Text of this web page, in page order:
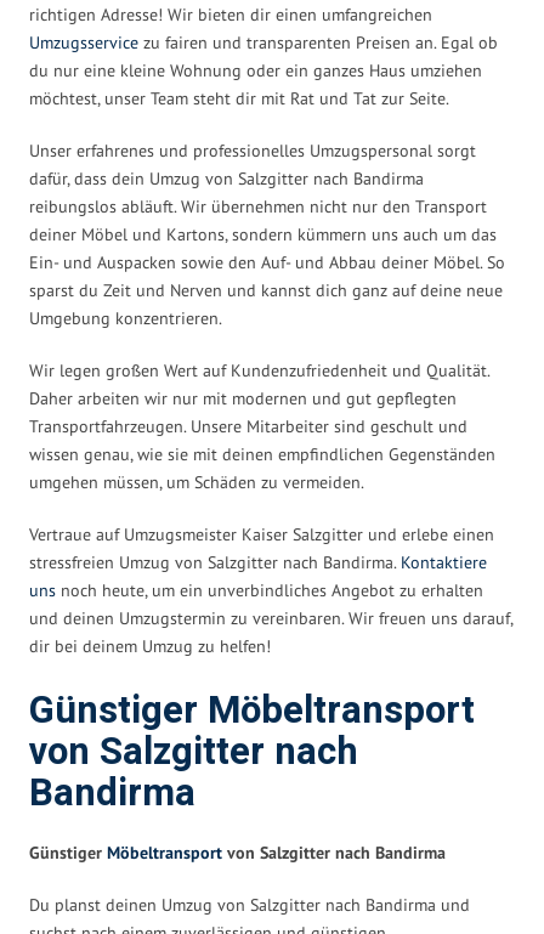
richtigen Adresse! Wir bieten dir einen umfangreichen
Umzugsservice zu fairen und transparenten Preisen an. Egal ob
du nur eine kleine Wohnung oder ein ganzes Haus umziehen
möchtest, unser Team steht dir mit Rat und Tat zur Seite.
Unser erfahrenes und professionelles Umzugspersonal sorgt
dafür, dass dein Umzug von Salzgitter nach Bandirma
reibungslos abläuft. Wir übernehmen nicht nur den Transport
deiner Möbel und Kartons, sondern kümmern uns auch um das
Ein- und Auspacken sowie den Auf- und Abbau deiner Möbel. So
sparst du Zeit und Nerven und kannst dich ganz auf deine neue
Umgebung konzentrieren.
Wir legen großen Wert auf Kundenzufriedenheit und Qualität.
Daher arbeiten wir nur mit modernen und gut gepflegten
Transportfahrzeugen. Unsere Mitarbeiter sind geschult und
wissen genau, wie sie mit deinen empfindlichen Gegenständen
umgehen müssen, um Schäden zu vermeiden.
Vertraue auf Umzugsmeister Kaiser Salzgitter und erlebe einen
stressfreien Umzug von Salzgitter nach Bandirma. Kontaktiere
uns noch heute, um ein unverbindliches Angebot zu erhalten
und deinen Umzugstermin zu vereinbaren. Wir freuen uns darauf,
dir bei deinem Umzug zu helfen!
Günstiger Möbeltransport
von Salzgitter nach
Bandirma
Günstiger Möbeltransport von Salzgitter nach Bandirma
Du planst deinen Umzug von Salzgitter nach Bandirma und